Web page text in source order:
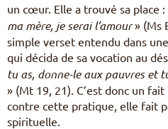
un cœur. Elle a trouvé sa place :
ma mère, je serai l’amour» (Ms
simple verset entendu dans
qui décida de sa vocation au
tu as, donne-le aux pauvres et
» (Mt 19, 21). C’est donc un
contre cette pratique, elle fait
spirituelle.